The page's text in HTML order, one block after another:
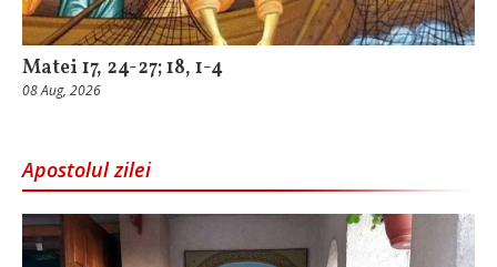
Matei 17, 24-27; 18, 1-4
08 Aug, 2026
Apostolul zilei